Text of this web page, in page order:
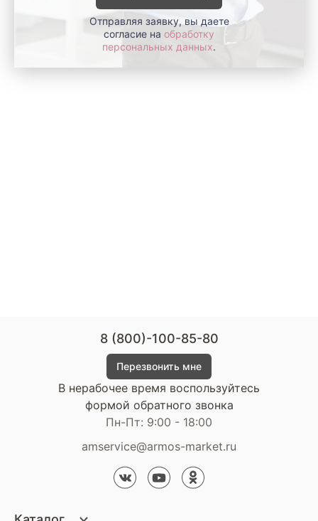
Отправляя заявку, вы даете
согласие на обработку
персональных данных.
8 (800)-100-85-80
Перезвонить мне
В нерабочее время воспользуйтесь
формой обратного звонка
Пн-Пт: 9:00 - 18:00
amservice@armos-market.ru